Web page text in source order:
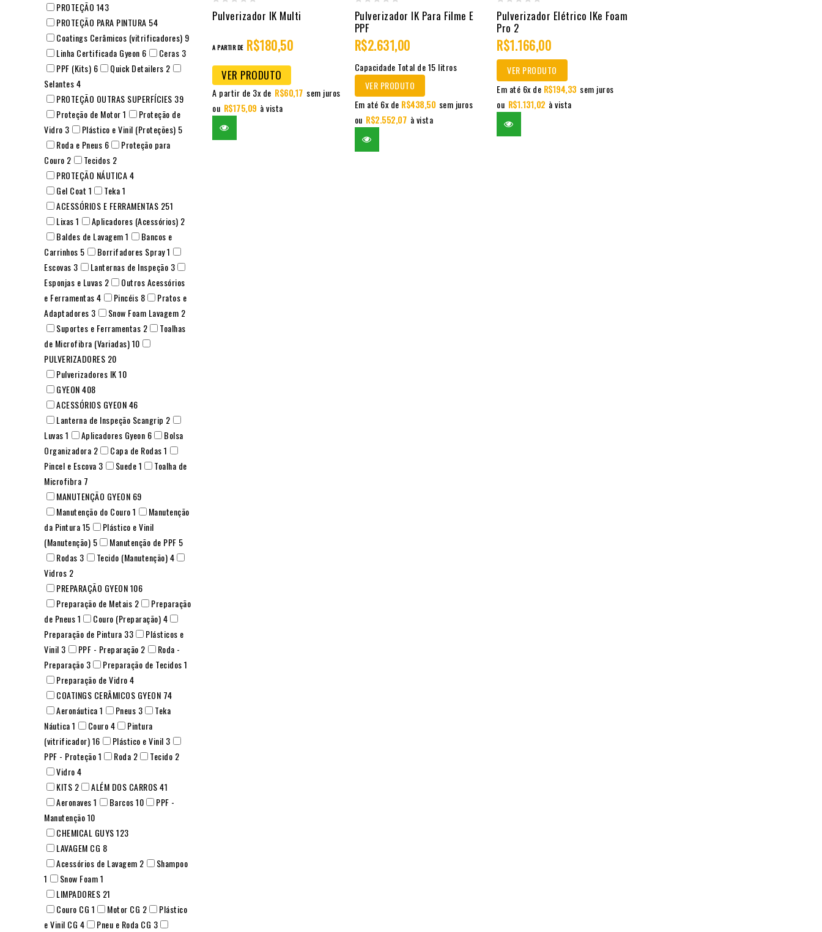
0
Pulverizador IK Multi
A PARTIR DE R$180,50
VER PRODUTO
A partir de 3x de R$60,17 sem juros
ou R$175,09 à vista
0
out
of
Pulverizador IK Para Filme E
PPF
R$2.631,00
Capacidade Total de 15 litros
VER PRODUTO
Em até 6x de R$438,50 sem juros
ou R$2.552,07 à vista
0
out
of
Pulverizador Elétrico IKe Foam
Pro 2
R$1.166,00
VER PRODUTO
Em até 6x de R$194,33 sem juros
ou R$1.131,02 à vista
PROTEÇÃO 143
PROTEÇÃO PARA PINTURA 54
Coatings Cerâmicos (vitrificadores) 9
Linha Certificada Gyeon 6 Ceras 3
PPF (Kits) 6 Quick Detailers 2
Selantes4
PROTEÇÃO OUTRAS SUPERFÍCIES 39
Proteção de Motor1
Proteção de
Vidro 3 Plástico e Vinil (Proteções) 5
Roda e Pneus 6
Proteção para
Couro 2 Tecidos 2
PROTEÇÃO NÁUTICA4
Gel Coat 1 Teka1
ACESSÓRIOS E FERRAMENTAS 251
Lixas1 Aplicadores (Acessórios) 2
Baldes de Lavagem1
Bancos e
Carrinhos 5 Borrifadores Spray1
Escovas 3 Lanternas de Inspeção 3
Esponjas e Luvas 2
Outros Acessórios
e Ferramentas4 Pincéis 8
Pratos e
Adaptadores 3 Snow Foam Lavagem 2
Suportes e Ferramentas 2
Toalhas
de Microfibra (Variadas)10
PULVERIZADORES 20
Pulverizadores IK10
GYEON408
ACESSÓRIOS GYEON46
Lanterna de Inspeção Scangrip 2
Luvas1 Aplicadores Gyeon 6
Bolsa
Organizadora 2 Capa de Rodas1
Pincel e Escova 3 Suede1
Toalha de
Microfibra 7
MANUTENÇÃO GYEON 69
Manutenção do Couro1
Manutenção
da Pintura15
Plástico e Vinil
(Manutenção) 5 Manutenção de PPF 5
Rodas 3 Tecido (Manutenção)4
Vidros 2
PREPARAÇÃO GYEON106
Preparação de Metais 2
Preparação
de Pneus1 Couro (Preparação)4
Preparação de Pintura 33
Plásticos e
Vinil 3 PPF - Preparação 2
Roda -
Preparação 3 Preparação de Tecidos1
Preparação de Vidro4
COATINGS CERÂMICOS GYEON 74
Aeronáutica1 Pneus 3
Teka
Náutica1 Couro4
Pintura
(vitrificador)16 Plástico e Vinil 3
PPF - Proteção1 Roda 2 Tecido 2
Vidro4
KITS 2 ALÉM DOS CARROS41
Aeronaves1 Barcos10
PPF -
Manutenção10
CHEMICAL GUYS123
LAVAGEM CG 8
Acessórios de Lavagem 2
Shampoo
1
Snow Foam1
LIMPADORES 21
Couro CG 1 Motor CG 2
Plástico
e Vinil CG 4 Pneu e Roda CG 3